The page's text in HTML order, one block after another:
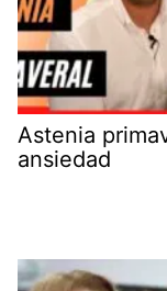
Astenia
ansiedad